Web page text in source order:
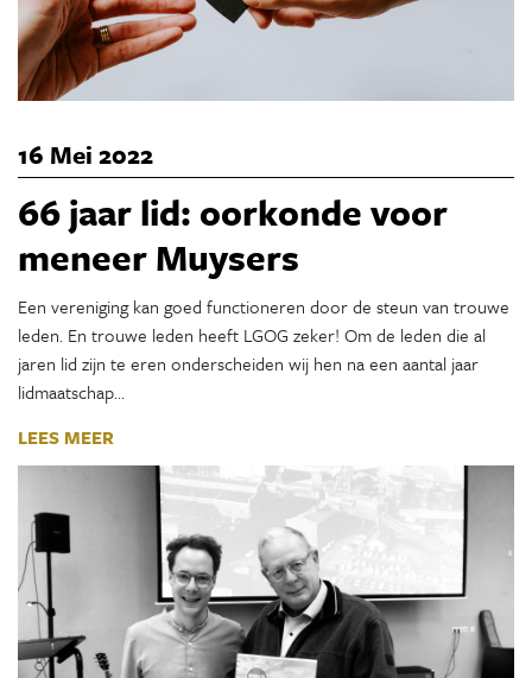
16 Mei 2022
66 jaar lid: oorkonde voor
meneer Muysers
Een vereniging kan goed functioneren door de steun van trouwe
leden. En trouwe leden heeft LGOG zeker! Om de leden die al
jaren lid zijn te eren onderscheiden wij hen na een aantal jaar
lidmaatschap…
LEES MEER